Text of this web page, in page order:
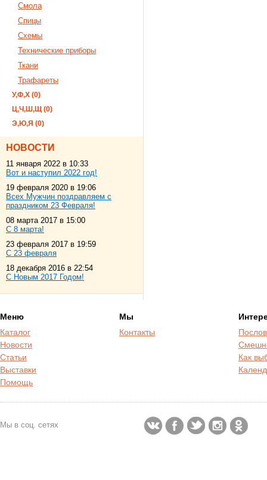
Смола
Спицы
Схемы
Технические приборы
Ткани
Трафареты
У,Ф,Х (0)
Ц,Ч,Ш,Щ (0)
Э,Ю,Я (0)
НОВОСТИ
11 января 2022 в 10:33
Вот и наступил 2022 год!
19 февраля 2020 в 19:06
Всех Мужчин поздравляем с
праздником 23 Февраля!
08 марта 2017 в 15:00
С 8 марта!
23 февраля 2017 в 19:59
С 23 февраля
18 декабря 2016 в 22:54
С Новым 2017 Годом!
Меню
Каталог
Новости
Статьи
Выставки
Помощь
Мы
Контакты
Как
Мы в соц. сетях